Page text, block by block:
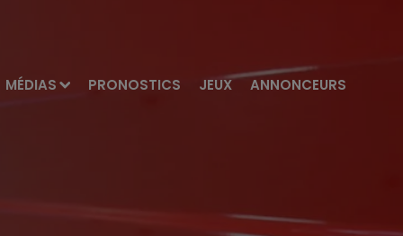
MÉDIAS PRONOSTICS JEUX ANNONCEURS